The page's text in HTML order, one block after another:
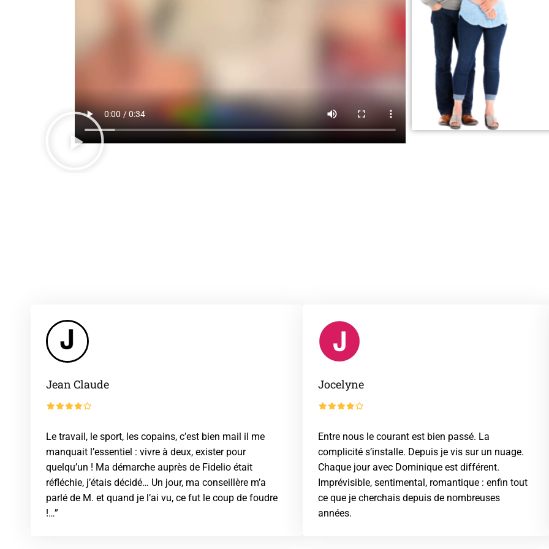
Jean Claude
Le travail, le sport, les copains, c’est bien mail il me
manquait l’essentiel : vivre à deux, exister pour
quelqu’un ! Ma démarche auprès de Fidelio était
réfléchie, j’étais décidé… Un jour, ma conseillère m’a
parlé de M. et quand je l’ai vu, ce fut le coup de foudre
!…”
Jocelyne
Entre nous le courant est bien passé. La
complicité s’installe. Depuis je vis sur un nuage.
Chaque jour avec Dominique est différent.
Imprévisible, sentimental, romantique : enfin tout
ce que je cherchais depuis de nombreuses
années.